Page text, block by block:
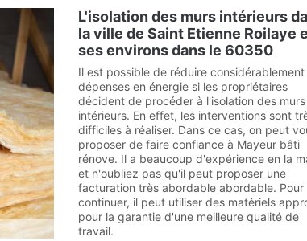
L'isolation des murs intérieurs
la ville de Saint Etienne Roilaye
ses environs dans le 60350
Il est possible de réduire considérablement
dépenses en énergie si les propriétaires
décident de procéder à l'isolation des murs
intérieurs. En effet, les interventions sont
difficiles à réaliser. Dans ce cas, on peut
proposer de faire confiance à Mayeur bâti
rénove. Il a beaucoup d'expérience en la
et n'oubliez pas qu'il peut proposer une
facturation très abordable abordable. Pour
continuer, il peut utiliser des matériels
pour la garantie d'une meilleure qualité de
travail.